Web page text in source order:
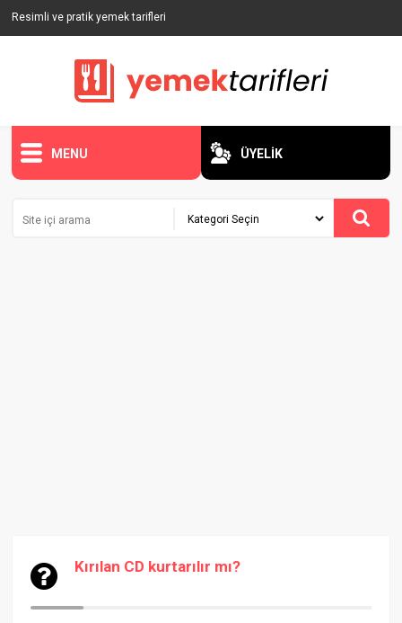
Resimli ve pratik yemek tarifleri
MENU ÜYELİK
Kırılan CD kurtarılır mı?